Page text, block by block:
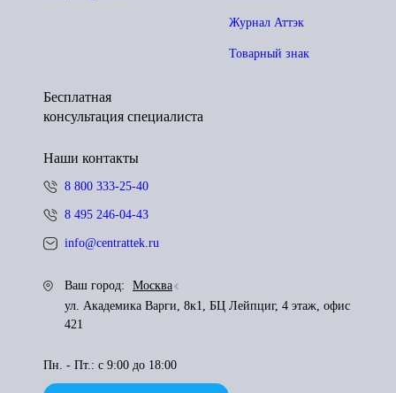
Журнал Аттэк
Товарный знак
Бесплатная
консультация специалиста
Наши контакты
8 800 333-25-40
8 495 246-04-43
info@centrattek.ru
Ваш город:
Москва
ул. Академика Варги, 8к1, БЦ Лейпциг, 4 этаж, офис
421
Пн. - Пт.: с 9:00 до 18:00